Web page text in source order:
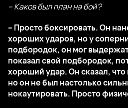
– Каков был план на бой?
– Просто боксировать. Он
хороших ударов, но у
подбородок, он мог
показал свой подбородок,
хороший удар. Он сказал,
но он не был настолько
нокаутировать. Просто